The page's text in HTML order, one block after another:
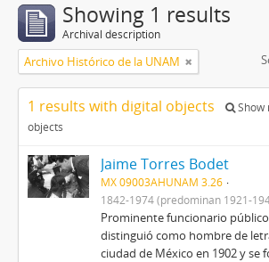
Showing 1 results
Archival description
Archivo Histórico de la UNAM
1 results with digital objects
Show
objects
Jaime Torres Bodet
MX 09003AHUNAM 3.26
1842-1974 (predominan 1921-
Prominente funcionario
distinguió como hombre de
ciudad de México en 1902 y se